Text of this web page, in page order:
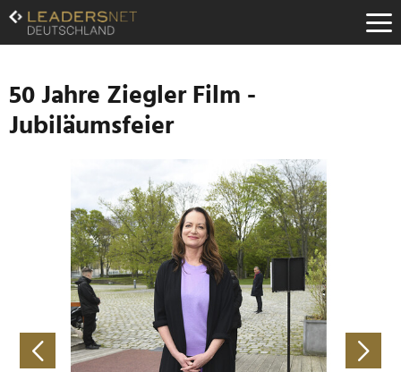
Zum
Inhalt
Zur
Navigation
Zur
Hauptnavigation
50 Jahre Ziegler Film -
Jubiläumsfeier